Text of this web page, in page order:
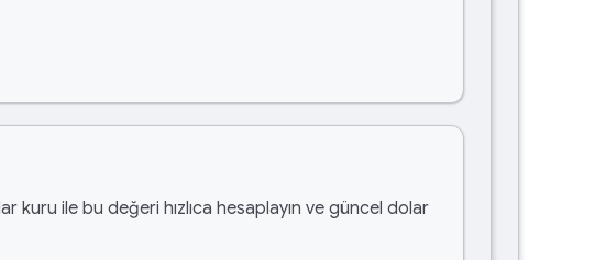
kuru ile bu değeri hızlıca hesaplayın ve güncel dolar